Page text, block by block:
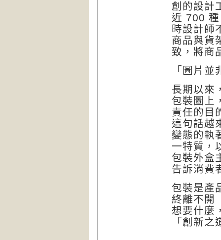
創的設計
近 700
時設計師
商品與貨
致，將商
「圖片
長期以來
包裝圖上
責任的目
這句話越
變態的執
一特質，
包裝外盒
告訴消費
包裝是產
終離不開
想要什麼
「創新之